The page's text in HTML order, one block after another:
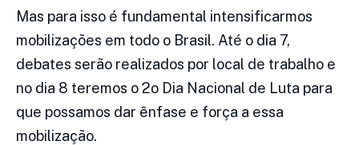
Mas para isso é fundamental intensificarmos
mobilizações em todo o Brasil. Até o dia 7,
debates serão realizados por local de trabalho e
no dia 8 teremos o 2o Dia Nacional de Luta para
que possamos dar ênfase e força a essa
mobilização.